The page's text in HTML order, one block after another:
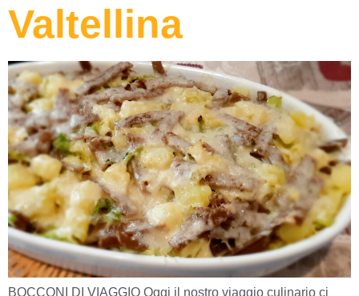
Valtellina
BOCCONI DI VIAGGIO Oggi il nostro viaggio culinario ci